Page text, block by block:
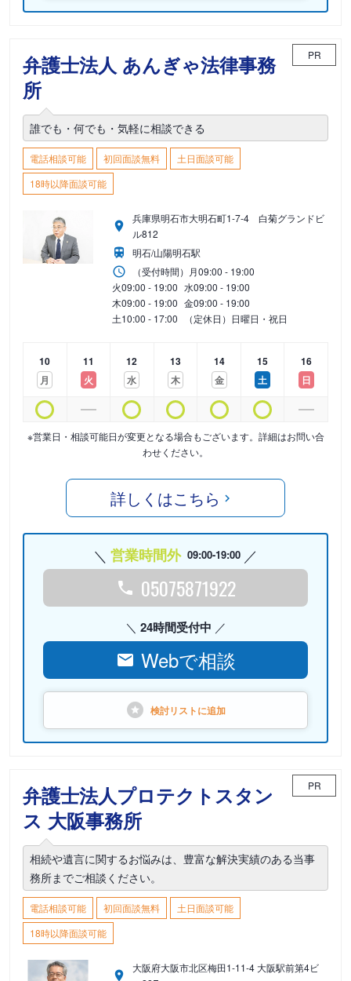
弁護士法人 あんぎゃ法律事務
所
PR
誰でも・何でも・気軽に相談できる
電話相談可能 初回面談無料
土日面談可能
18時以降面談可能
兵庫県明石市大明石町1-7-4 白菊グランドビ
ル812
明石/山陽明石駅
（受付時間） 月09:00 - 19:00
火09:00 - 19:00 水09:00 - 19:00
木09:00 - 19:00 金09:00 - 19:00
土10:00 - 17:00 （定休日）日曜日・祝日
10
月
11
火
12
水
13
木
14
金
15
土
16
日
※営業日・相談可能日が変更となる場合もございます。詳細はお問い合
わせください。
詳しくはこちら
営業時間外 09:00-19:00
05075871922
24時間受付中
Webで相談
検討リストに追加
弁護士法人プロテクトスタン
ス 大阪事務所
PR
相続や遺言に関するお悩みは、豊富な解決実績のある当事
務所までご相談ください。
電話相談可能 初回面談無料
土日面談可能
18時以降面談可能
大阪府大阪市北区梅田1-11-4 大阪駅前第4ビ